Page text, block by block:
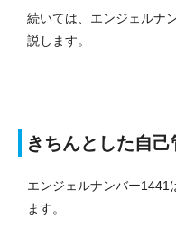
続いては、エンジェルナ
説します。
きちんとした自己
エンジェルナンバー1441
ます。